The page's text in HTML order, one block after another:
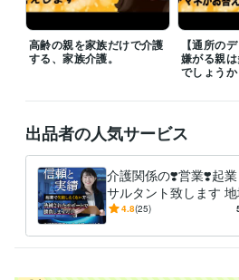
ライフスタイル・その他 / 講師・インスト
ライフスタイル・その他 / 公務員
ライフスタイル・その他 / その他
園　出前講座
幼稚園　出前講座
資格・検定
ケアマネジャー（介護支援専門員） 取得
日商簿記検定2級 取得年 : 2002年
ビジネス・クリエイティブツール
Excel:13年Google スプレッドシート:2年
高齢の親を家族だけで介護
する、家族介護。
【通所の
嫌がる親
でしょうか
出品者の人気サービス
介護関係の❣️営業❣️起
サルタント致します
括支援センターケアマ
援
4.8(25)